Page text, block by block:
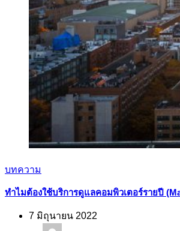
บทความ
ทำไมต้องใช้บริการดูแลคอมพิวเตอร์รายปี
7 มิถุนายน 2022